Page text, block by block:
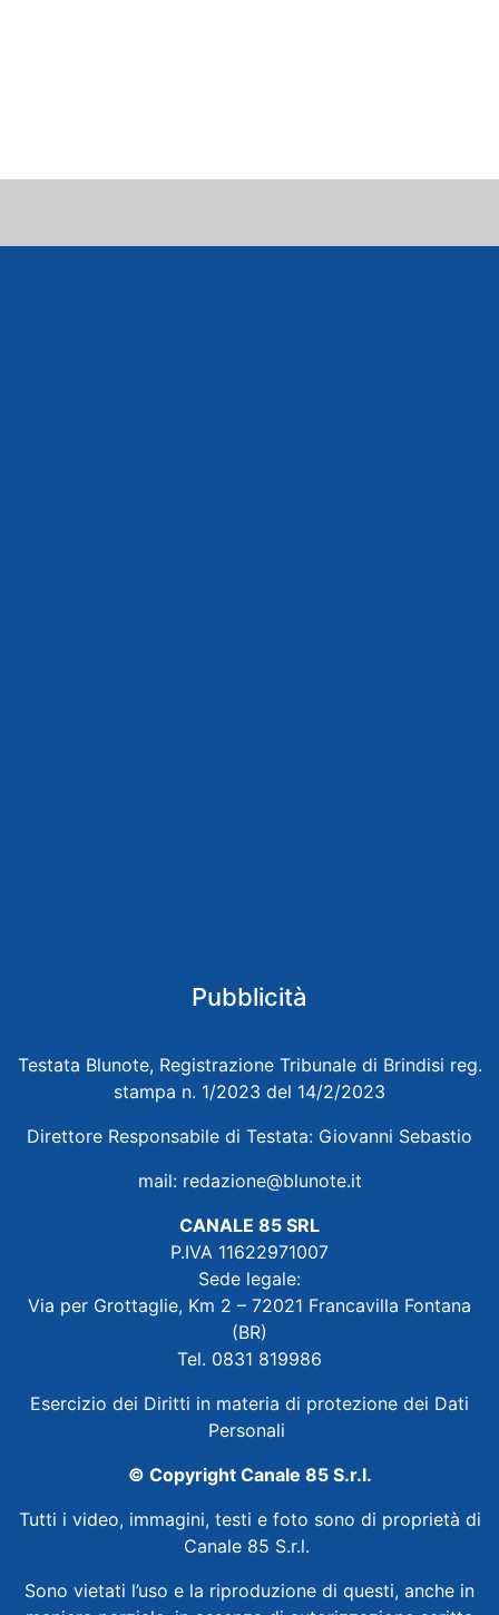
Pubblicità
Testata Blunote, Registrazione Tribunale di Brindisi reg.
stampa n. 1/2023 del 14/2/2023
Direttore Responsabile di Testata: Giovanni Sebastio
mail: redazione@blunote.it
CANALE 85 SRL
P.IVA 11622971007
Sede legale:
Via per Grottaglie, Km 2 – 72021 Francavilla Fontana
(BR)
Tel. 0831 819986
Esercizio dei Diritti in materia di protezione dei Dati
Personali
© Copyright Canale 85 S.r.l.
Tutti i video, immagini, testi e foto sono di proprietà di
Canale 85 S.r.l.
Sono vietati l’uso e la riproduzione di questi, anche in